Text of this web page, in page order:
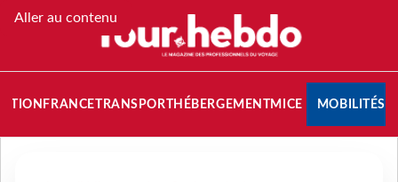
Aller au contenu
FRANCETRANSPORT HÉBERGEMENTMICE MOBILITÉS